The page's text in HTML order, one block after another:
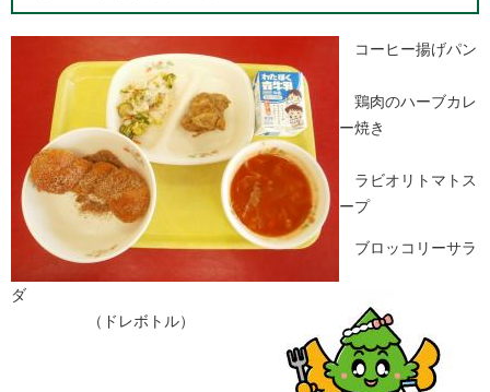
コーヒー揚げパン
鶏肉のハーブカレ
ー焼き
ラビオリトマトス
ープ
ブロッコリーサラ
ダ
（ドレボトル）